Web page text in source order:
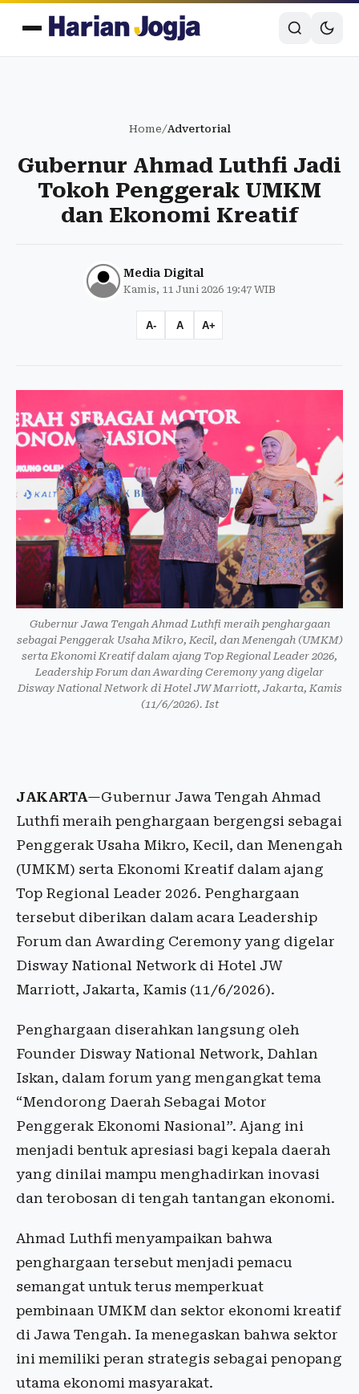
Home/Advertorial
Gubernur Ahmad Luthfi Jadi
Tokoh Penggerak UMKM
dan Ekonomi Kreatif
Media Digital
Kamis, 11 Juni 2026 19:47 WIB
A- A A+
Gubernur Jawa Tengah Ahmad Luthfi meraih penghargaan
sebagai Penggerak Usaha Mikro, Kecil, dan Menengah (UMKM)
serta Ekonomi Kreatif dalam ajang Top Regional Leader 2026,
Leadership Forum dan Awarding Ceremony yang digelar
Disway National Network di Hotel JW Marriott, Jakarta, Kamis
(11/6/2026). Ist
JAKARTA—Gubernur Jawa Tengah Ahmad
Luthfi meraih penghargaan bergengsi sebagai
Penggerak Usaha Mikro, Kecil, dan Menengah
(UMKM) serta Ekonomi Kreatif dalam ajang
Top Regional Leader 2026. Penghargaan
tersebut diberikan dalam acara Leadership
Forum dan Awarding Ceremony yang digelar
Disway National Network di Hotel JW
Marriott, Jakarta, Kamis (11/6/2026).
Penghargaan diserahkan langsung oleh
Founder Disway National Network, Dahlan
Iskan, dalam forum yang mengangkat tema
“Mendorong Daerah Sebagai Motor
Penggerak Ekonomi Nasional”. Ajang ini
menjadi bentuk apresiasi bagi kepala daerah
yang dinilai mampu menghadirkan inovasi
dan terobosan di tengah tantangan ekonomi.
Ahmad Luthfi menyampaikan bahwa
penghargaan tersebut menjadi pemacu
semangat untuk terus memperkuat
pembinaan UMKM dan sektor ekonomi kreatif
di Jawa Tengah. Ia menegaskan bahwa sektor
ini memiliki peran strategis sebagai penopang
utama ekonomi masyarakat.